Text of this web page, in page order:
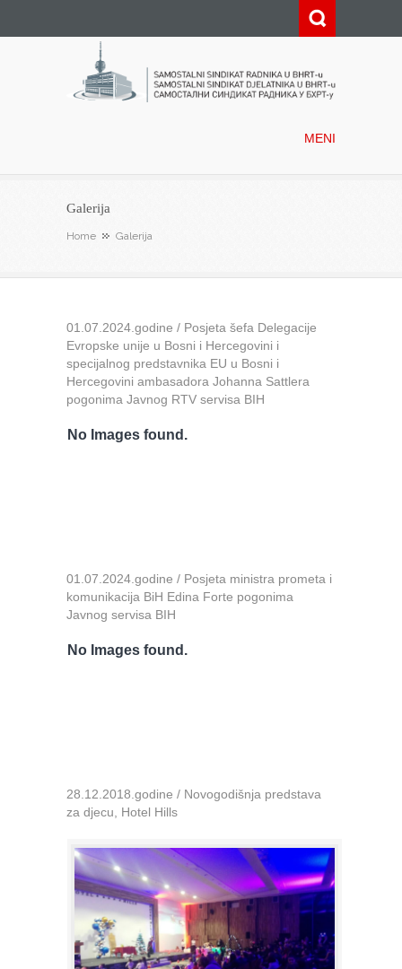
MENI
Galerija
Home Galerija
01.07.2024.godine / Posjeta šefa Delegacije
Evropske unije u Bosni i Hercegovini i
specijalnog predstavnika EU u Bosni i
Hercegovini ambasadora Johanna Sattlera
pogonima Javnog RTV servisa BIH
No Images found.
01.07.2024.godine / Posjeta ministra prometa i
komunikacija BiH Edina Forte pogonima
Javnog servisa BIH
No Images found.
28.12.2018.godine / Novogodišnja predstava
za djecu, Hotel Hills